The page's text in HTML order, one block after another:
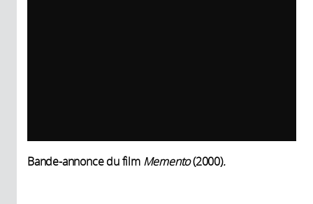
Bande-annonce du film Memento(2000).